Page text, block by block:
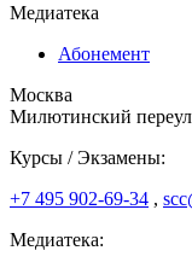
Медиатека
Абонемент
Москва
Милютинский
Курсы / Экзамены:
+7 495 902-69-34 ,
Медиатека: